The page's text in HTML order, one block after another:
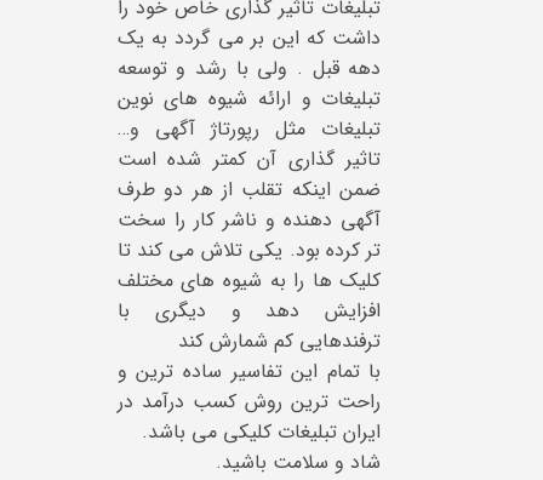
تبلیغات تاثیر گذاری خاص خود را
داشت که این بر می گردد به یک
دهه قبل . ولی با رشد و توسعه
تبلیغات و ارائه شیوه های نوین
تبلیغات مثل رپورتاژ آگهی و…
تاثیر گذاری آن کمتر شده است
ضمن اینکه تقلب از هر دو طرف
آگهی دهنده و ناشر کار را سخت
تر کرده بود. یکی تلاش می کند تا
کلیک ها را به شیوه های مختلف
افزایش دهد و دیگری با
ترفندهایی کم شمارش کند
با تمام این تفاسیر ساده ترین و
راحت ترین روش کسب درآمد در
ایران تبلیغات کلیکی می باشد.
شاد و سلامت باشید.